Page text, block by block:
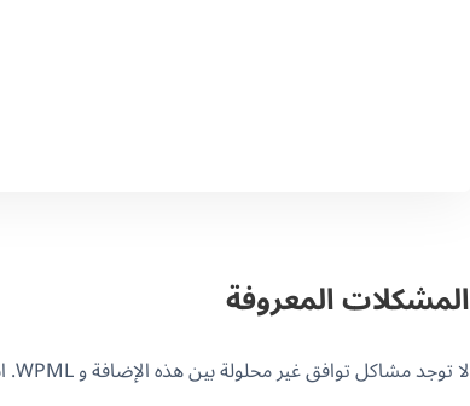
المشكلات المعروفة
لا توجد مشاكل توافق غير محلولة بين هذه الإضافة و WPML. ابحث عن